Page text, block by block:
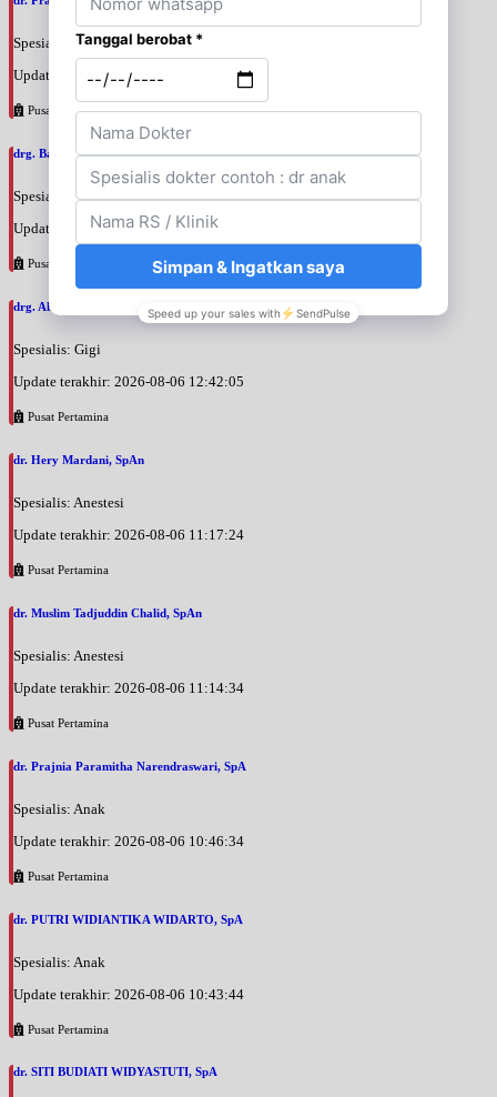
Spesialis: Bedah Plastik
Update terakhir: 2026-08-06 13:29:56
Pusat Pertamina
drg. Bayu Rahadian, SpBM
Spesialis: Gigi
Update terakhir: 2026-08-06 13:24:33
Pusat Pertamina
drg. Ahmad Zulkifli, SpBM
Spesialis: Gigi
Update terakhir: 2026-08-06 12:42:05
Pusat Pertamina
dr. Hery Mardani, SpAn
Spesialis: Anestesi
Update terakhir: 2026-08-06 11:17:24
Pusat Pertamina
dr. Muslim Tadjuddin Chalid, SpAn
Spesialis: Anestesi
Update terakhir: 2026-08-06 11:14:34
Pusat Pertamina
dr. Prajnia Paramitha Narendraswari, SpA
Spesialis: Anak
Update terakhir: 2026-08-06 10:46:34
Pusat Pertamina
dr. PUTRI WIDIANTIKA WIDARTO, SpA
Spesialis: Anak
Update terakhir: 2026-08-06 10:43:44
Pusat Pertamina
dr. SITI BUDIATI WIDYASTUTI, SpA